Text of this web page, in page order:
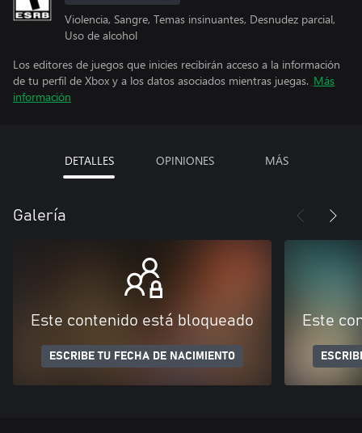
Violencia, Sangre, Temas insinuantes, Desnudez parcial,
Uso de alcohol
Los editores de juegos que inicies recibirán acceso a la información
de tu perfil de Xbox y a los datos asociados mientras juegas. Más
información
DETALLES OPINIONES MÁS
Galería
Este contenido está bloqueado
ESCRIBE TU FECHA DE NACIMIENTO
Este